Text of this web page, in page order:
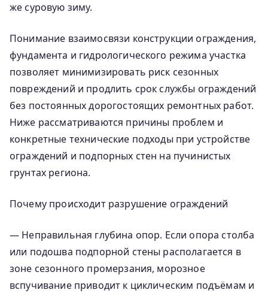
же суровую зиму.
Понимание взаимосвязи конструкции ограждения,
фундамента и гидрологического режима участка
позволяет минимизировать риск сезонных
повреждений и продлить срок службы ограждений
без постоянных дорогостоящих ремонтных работ.
Ниже рассматриваются причины проблем и
конкретные технические подходы при устройстве
ограждений и подпорных стен на пучинистых
грунтах региона.
Почему происходит разрушение ограждений
— Неправильная глубина опор. Если опора столба
или подошва подпорной стены располагается в
зоне сезонного промерзания, морозное
вспучивание приводит к циклическим подъёмам и